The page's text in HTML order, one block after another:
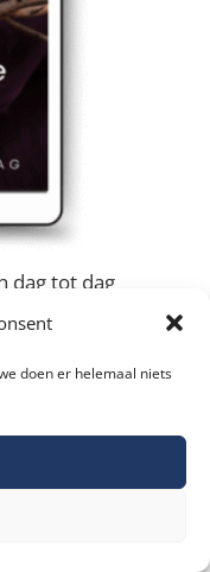
doen er helemaal niets
dag tot dag
Vesting I